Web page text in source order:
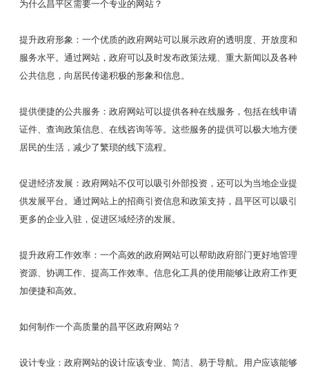
为什么昌平区需要一个专业的网站？
提升政府形象：一个优质的政府网站可以展示政府的透明度、开放度和
服务水平。通过网站，政府可以及时发布政策法规、重大新闻以及各种
公共信息，向居民传递积极的形象和信息。
提供便捷的公共服务：政府网站可以提供各种在线服务，包括在线申请
证件、查询政策信息、在线咨询等等。这些服务的提供可以极大地方便
居民的生活，减少了繁琐的线下流程。
促进经济发展：政府网站不仅可以吸引外部投资，还可以为当地企业提
供发展平台。通过网站上的招商引资信息和政策支持，昌平区可以吸引
更多的企业入驻，促进区域经济的发展。
提升政府工作效率：一个高效的政府网站可以帮助政府部门更好地管理
资源、协调工作、提高工作效率。信息化工具的使用能够让政府工作更
加便捷和高效。
如何制作一个高质量的昌平区政府网站？
设计专业：政府网站的设计应该专业、简洁、易于导航。用户应该能够